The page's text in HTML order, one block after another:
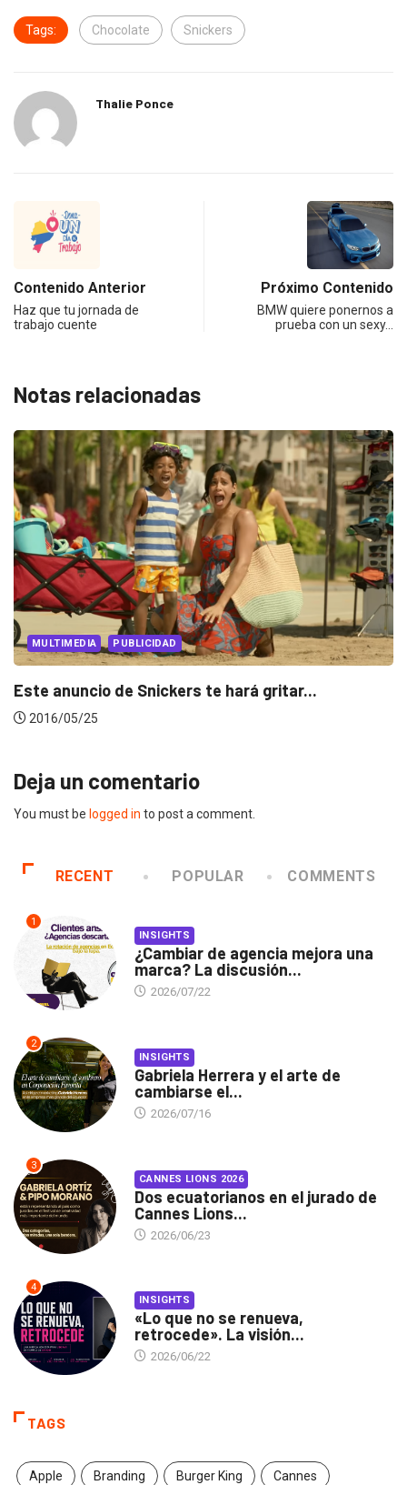
Tags: Chocolate Snickers
Thalie Ponce
Contenido Anterior
Haz que tu jornada de
trabajo cuente
Próximo Contenido
BMW quiere ponernos a
prueba con un sexy…
Notas relacionadas
PUBLICIDAD
2016/03/10
Deja un comentario
You must be logged in to post a comment.
RECENT POPULAR COMMENTS
1
INSIGHTS
¿Cambiar de agencia mejora una
marca? La discusión...
2026/07/22
2
INSIGHTS
Gabriela Herrera y el arte de
cambiarse el...
2026/07/16
3
CANNES LIONS 2026
Dos ecuatorianos en el jurado de
Cannes Lions...
2026/06/23
4
INSIGHTS
«Lo que no se renueva,
retrocede». La visión...
2026/06/22
TAGS
Apple Branding Burger King Cannes